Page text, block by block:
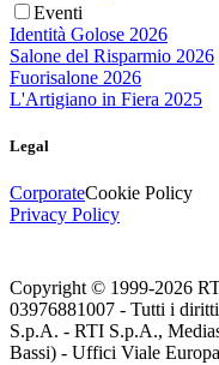
Eventi
Identità Golose 2026
Salone del Risparmio 2026
Fuorisalone 2026
L'Artigiano in Fiera 2025
Legal
CorporateCookie Policy
Privacy Policy
Copyright © 1999-2026
03976881007 - Tutti i
S.p.A. - RTI S.p.A.,
Bassi) - Uffici Viale